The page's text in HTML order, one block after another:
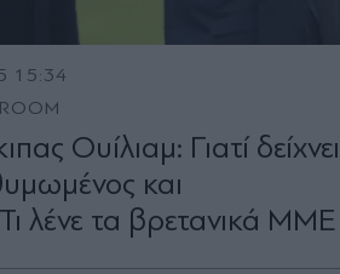
15:34
Ουίλιαμ: Γιατί δείχνει
και
λένε τα βρετανικά ΜΜΕ